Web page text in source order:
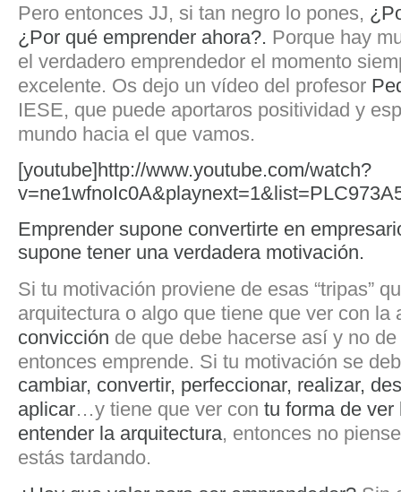
Pero entonces JJ, si tan negro lo pones,
¿Por qué emprender ahora?. Porque hay
el verdadero emprendedor el momento
excelente. Os dejo un vídeo del profesor
IESE, que puede aportaros positividad y
mundo hacia el que vamos.
[youtube]http://www.youtube.com/watch?
Emprender supone convertirte en
supone tener una verdadera motivación.
Si tu motivación proviene de esas “tripas”
arquitectura o algo que tiene que ver con la
convicción de que debe hacerse así y no
entonces emprende. Si tu motivación se
cambiar, convertir, perfeccionar, realizar,
aplicar…y tiene que ver con tu forma de ver
entender la arquitectura, entonces no
estás tardando.